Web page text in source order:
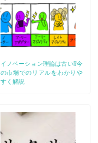
イノベーション理論は古い⁉今
の市場でのリアルをわかりや
すく解説